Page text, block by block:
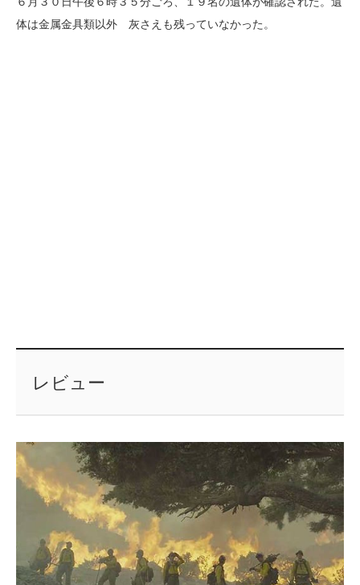
体は金属金具類以外 灰さえも残っていなかった。
レビュー